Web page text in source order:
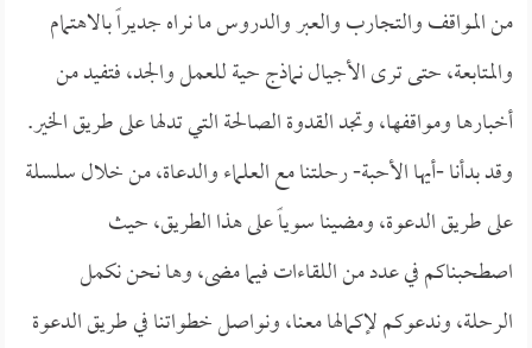
من المواقف والتجارب والعبر والدروس ما نراه جديراً بالاهتمام
والمتابعة، حتى ترى الأجيال نماذج حية للعمل والجد، فتفيد من
أخبارها ومواقفها، وتجد القدوة الصالحة التي تدلها على طريق الخير.
وقد بدأنا -أيها الأحبة- رحلتنا مع العلماء والدعاة، من خلال سلسلة
على طريق الدعوة، ومضينا سوياً على هذا الطريق، حيث
اصطحبناكم في عدد من اللقاءات فيما مضى، وها نحن نكمل
الرحلة، وندعوكم لإكمالها معنا، ونواصل خطواتنا في طريق الدعوة